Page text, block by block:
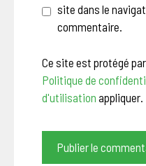
site dans le
commentaire.
Ce site est protégé
Politique de
d'utilisation appliquer.